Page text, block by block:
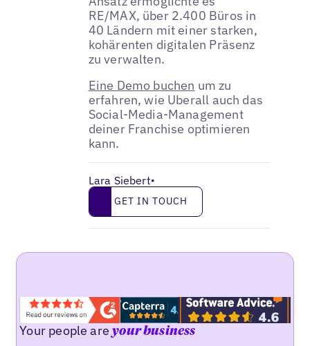
RE/MAX, über 2.400 Büros in
40 Ländern mit einer starken,
kohärenten digitalen Präsenz
zu verwalten.
Eine Demo buchen um zu
erfahren, wie Uberall auch das
Social-Media-Management
deiner Franchise optimieren
kann.
Lara Siebert•
Get in touch
GET IN TOUCH
Your people areyour business